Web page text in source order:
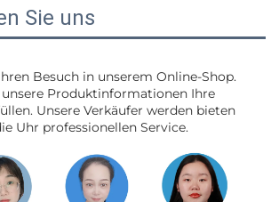
Sie uns
Besuch in unserem Online-Shop.
Produktinformationen Ihre
Unsere Verkäufer werden bieten
Uhr professionellen Service.